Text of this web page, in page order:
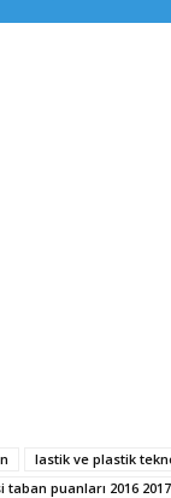
lastik ve plastik
puanları 2016 2017